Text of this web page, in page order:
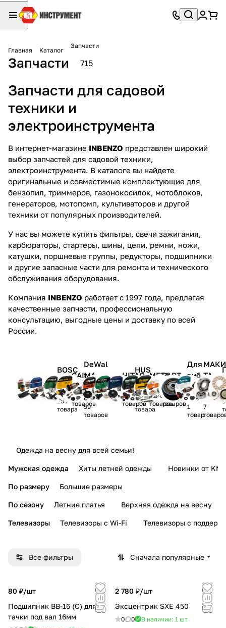
Главная Каталог
Запчасти
Запчасти 715
Запчасти для садовой
техники и
электроинструмента
В интернет-магазине INBENZO представлен широкий
выбор запчастей для садовой техники,
электроинструмента. В каталоге вы найдете
оригинальные и совместимые комплектующие для
бензопил, триммеров, газонокосилок, мотоблоков,
генераторов, мотопомп, культиваторов и другой
техники от популярных производителей.
У нас вы можете купить фильтры, свечи зажигания,
карбюраторы, стартеры, шины, цепи, ремни, ножи,
катушки, поршневые группы, редукторы, подшипники
и другие запасные части для ремонта и технического
обслуживания оборудования.
Компания INBENZO работает с 1997 года, предлагая
качественные запчасти, профессиональную
консультацию, выгодные цены и доставку по всей
России.
AL-KO
27
товаров
BOSC
H,SKI
L
294
товара
CAIMA
N
46
товаров
DeWal
t,
Black
&Deck
er,STA
NLEY
59
товаров
ECHO
8
товаров
HITAC
HI
30
товаров
HUS
QVAR
NA
172
товара
META
BO
26
товаров
PART
NER
10
товаров
STIHL
27
товаров
Для
виб
роп
лит
1
товар
МАКИ
ТА,
МАКТ
ЭК
7
3
Одежда на весну для всей семьи!
Мужская одежда Хиты летней одежды Новинки от KMI
По размеру Большие размеры
По сезону Летние платья Верхняя одежда на весну
Телевизоры Телевизоры с Wi-Fi Телевизоры с
Все фильтры Сначала популярные
80 ₽/шт
Подшипник ВВ-16 (С) для
тачки под вал 16мм
2 780 ₽/шт
Эксцентрик SXE 450
0 0 В наличии: 1 шт